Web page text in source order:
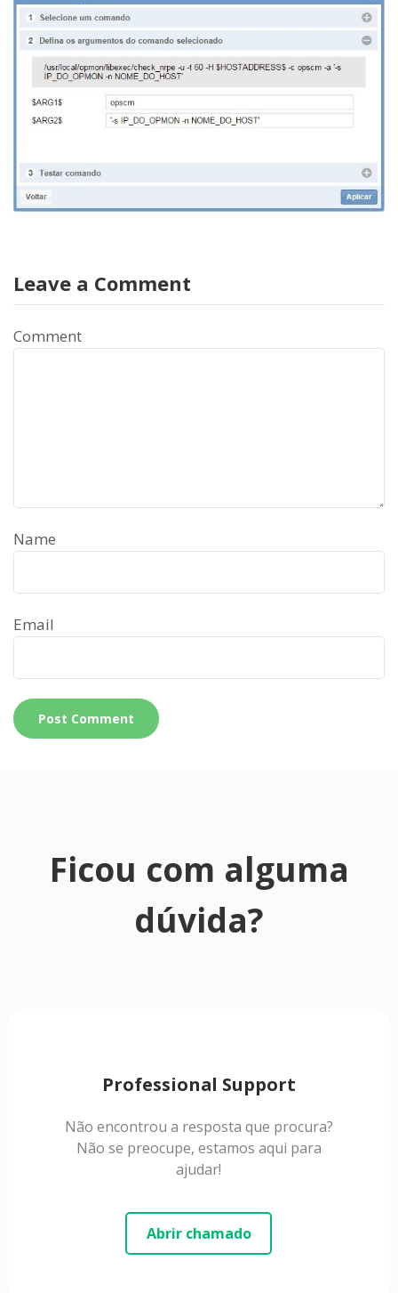
Leave a Comment
Comment
Name
Email
Ficou com alguma
dúvida?
Professional Support
Não encontrou a resposta que procura?
Não se preocupe, estamos aqui para
ajudar!
Abrir chamado